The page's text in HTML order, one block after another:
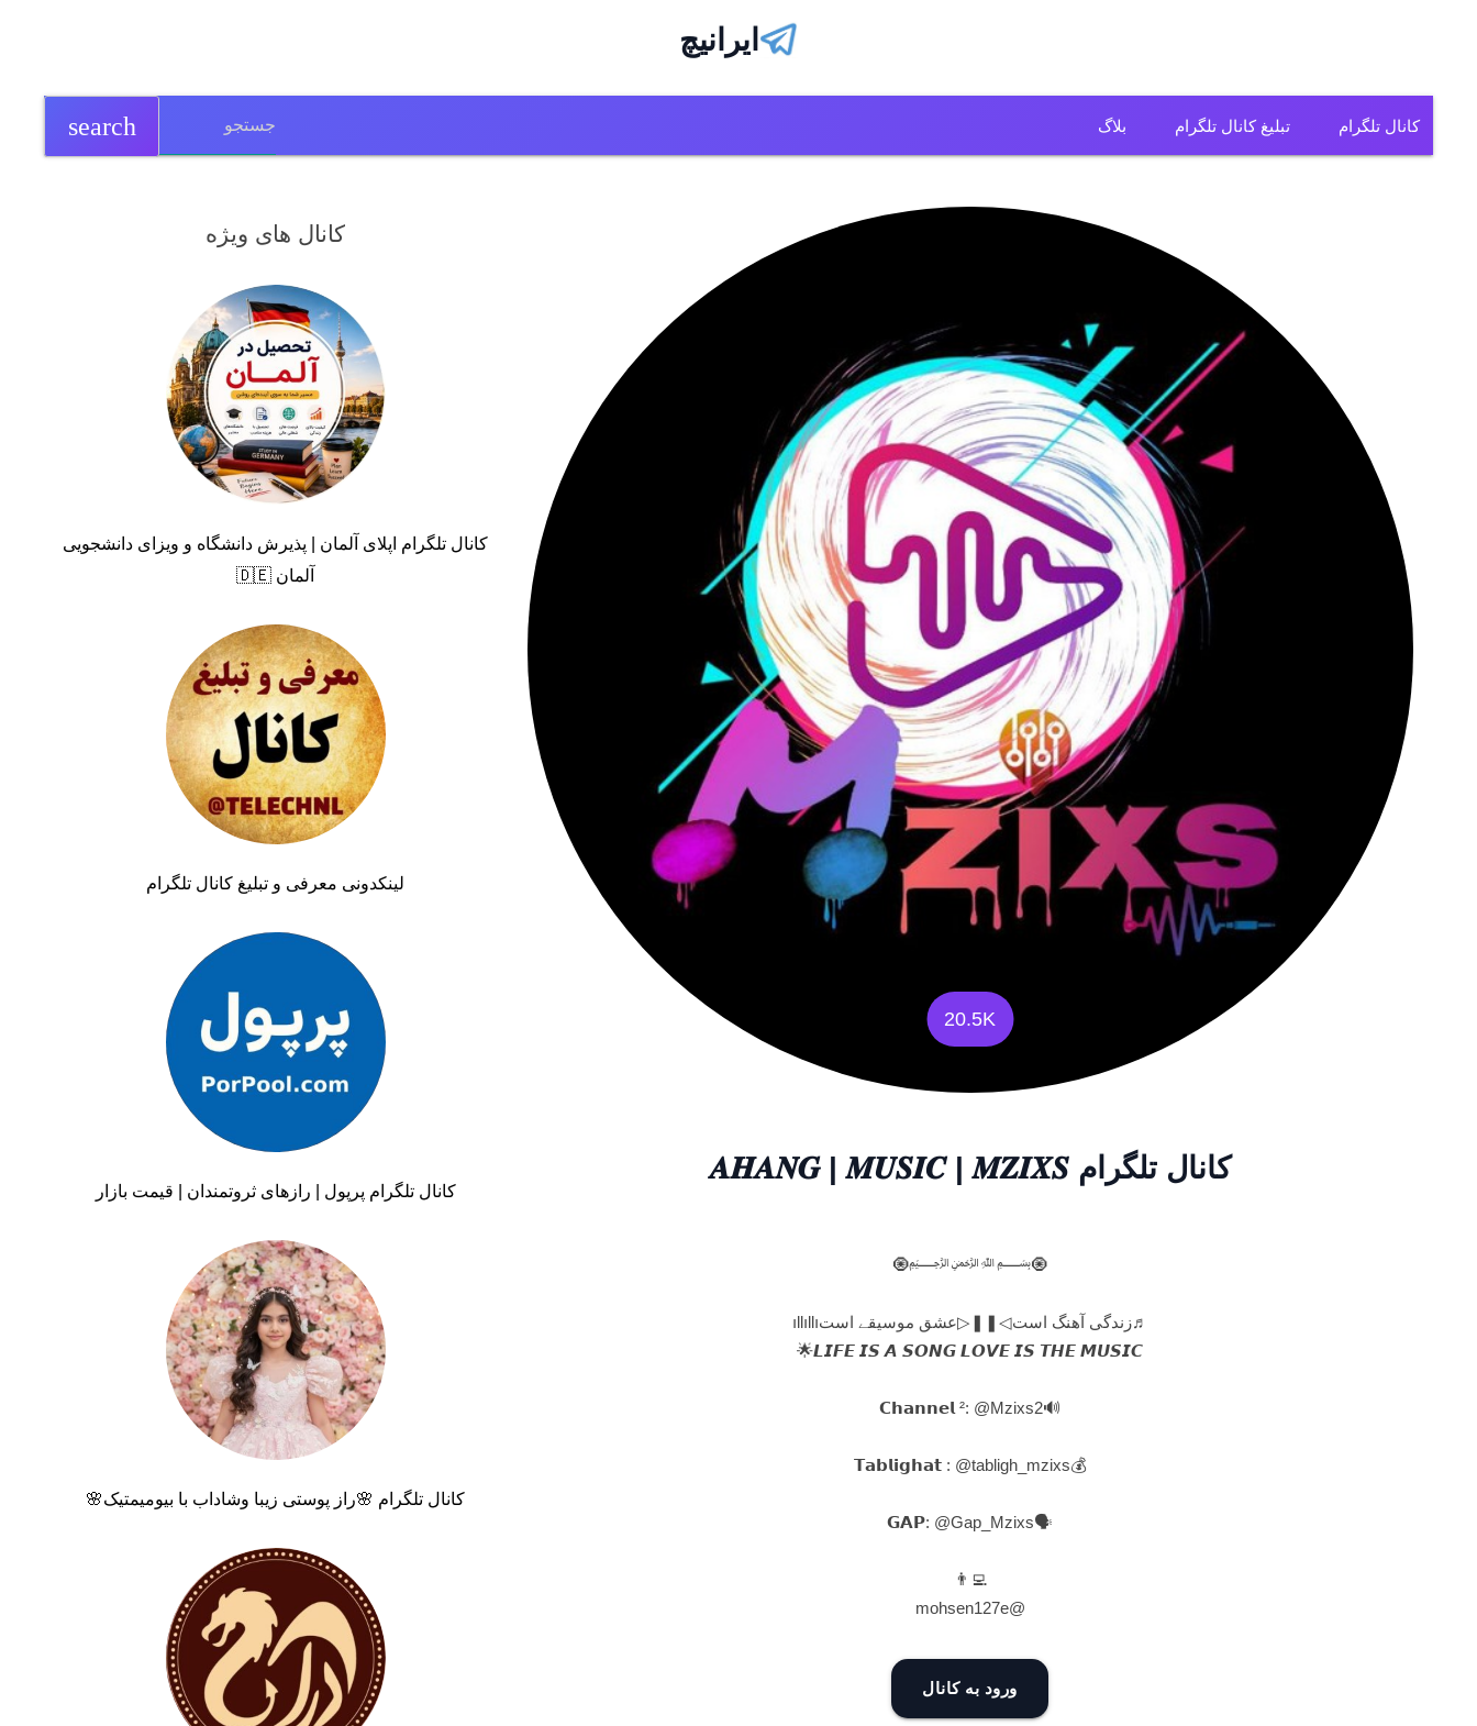
ایرانیچ
کانال تلگرام
کانال تلگرام ریمیکس
کانال تلگرام لباس
کانال تلگرام تولیدی
کانال تلگرام فروشگاه
تبلیغ کانال تلگرام بلاگ search
20.5K
کانال تلگرام 𝑨𝑯𝑨𝑵𝑮 | 𝑴𝑼𝑺𝑰𝑪 | 𝑴𝒁𝑰𝑿𝑺
🧿﷽🧿
♬زندگی آهنگ است◁❚❚▷عشق موسیقے استıllıllı
𝙇𝙄𝙁𝙀 𝙄𝙎 𝘼 𝙎𝙊𝙉𝙂 𝙇𝙊𝙑𝙀 𝙄𝙎 𝙏𝙃𝙀 𝙈𝙐𝙎𝙄𝘾🌟
🔊𝗖𝗵𝗮𝗻𝗻𝗲𝗹 ²: @Mzixs2
💰𝗧𝗮𝗯𝗹𝗶𝗴𝗵𝗮𝘁 : @tabligh_mzixs
🗣𝗚𝗔𝗣: @Gap_Mzixs
👨‍💻
@mohsen127e
ورود به کانال
کانال های ویژه
کانال تلگرام اپلای آلمان | پذیرش دانشگاه و ویزای دانشجویی
آلمان 🇩🇪
لینکدونی معرفی و تبلیغ کانال تلگرام
کانال تلگرام پرپول | رازهای ثروتمندان | قیمت بازار
کانال تلگرام 🌸راز پوستی زیبا وشاداب با بیومیمتیک🌸